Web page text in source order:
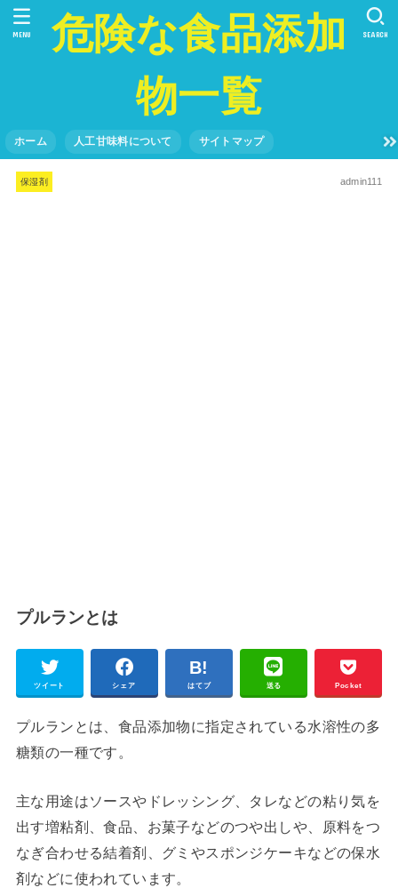
危険な食品添加
物一覧
ホーム 人工甘味料について サイトマップ
SEARCH
MENU
保湿剤 admin111
プルランとは
ツイート シェア はてブ 送る Pocket
プルランとは、食品添加物に指定されている水溶性の多
糖類の一種です。
主な用途はソースやドレッシング、タレなどの粘り気を
出す増粘剤、食品、お菓子などのつや出しや、原料をつ
なぎ合わせる結着剤、グミやスポンジケーキなどの保水
剤などに使われています。